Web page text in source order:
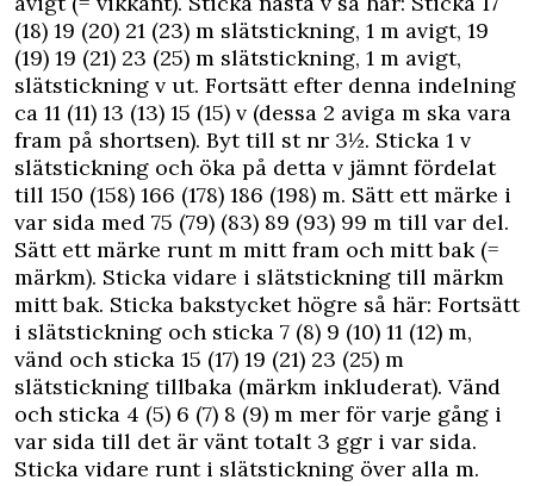
(18) 19 (20) 21 (23) m slätstickning, 1 m avigt, 19
(19) 19 (21) 23 (25) m slät­stickning, 1 m avigt,
slätstickning v ut. Fortsätt efter denna indelning
ca 11 (11) 13 (13) 15 (15) v (dessa 2 aviga m ska vara
fram på shortsen). Byt till st nr 3½. Sticka 1 v
slätstickning och öka på detta v jämnt fördelat
till 150 (158) 166 (178) 186 (198) m. Sätt ett märke i
var sida med 75 (79) (83) 89 (93) 99 m till var del.
Sätt ett märke runt m mitt fram och mitt bak (=
märkm). Sticka vidare i slätstickning till märkm
mitt bak. Sticka bakstycket högre så här: Fortsätt
i slätstickning och sticka 7 (8) 9 (10) 11 (12) m,
vänd och sticka 15 (17) 19 (21) 23 (25) m
slätstickning tillbaka (märkm inkluderat). Vänd
och sticka 4 (5) 6 (7) 8 (9) m mer för varje gång i
var sida till det är vänt totalt 3 ggr i var sida.
Sticka vidare runt i slätstickning över alla m.